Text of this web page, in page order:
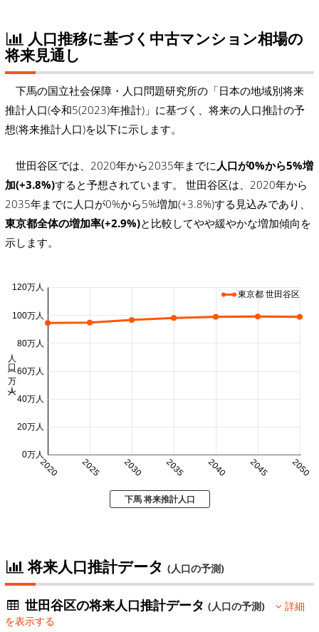
人口推移に基づく中古マンション相場の
将来見通し
下馬の国立社会保障・人口問題研究所の「日本の地域別将来
推計人口(令和5(2023)年推計)」に基づく、将来の人口推計の予
想(将来推計人口)を以下に示します。
世田谷区では、2020年から2035年までに 人口が0%から5%増
加(+3.8%)すると予想されています。 世田谷区は、2020年から
2035年までに人口が0%から5%増加(+3.8%)する見込みであり、
東京都全体の増加率(+2.9%)と比較してやや緩やかな増加傾向を
示します。
2020 2025 2030 2035 2040 2045 2050
0万人
20万人
40万人
60万人
80万人
100万人
120万人
人口 (万人)
東京都 世田谷区
下馬 将来推計人口
将来人口推計データ (人口の予測)
世田谷区の将来人口推計データ(人口の予測)
詳細
を表示する